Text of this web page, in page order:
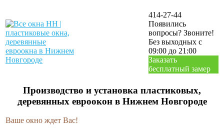
414-27-44
Появились
вопросы? Звоните!
Без выходных с
09:00 до 21:00
Заказать
бесплатный замер
Производство и установка пластиковых,
деревянных евроокон в Нижнем Новгороде
Ваше окно ждет Вас!